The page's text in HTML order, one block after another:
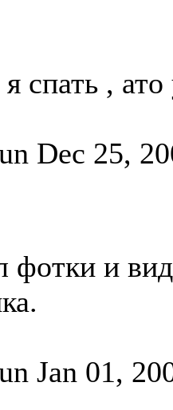
спать ,
Dec 25,
фотки и
Jan 01,